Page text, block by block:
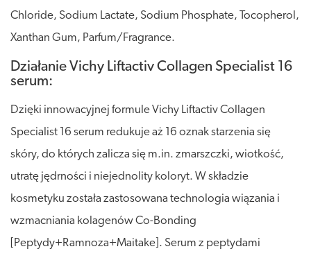
Chloride, Sodium Lactate, Sodium Phosphate, Tocopherol,
Xanthan Gum, Parfum/Fragrance.
Działanie Vichy Liftactiv Collagen Specialist 16
serum:
Dzięki innowacyjnej formule Vichy Liftactiv Collagen
Specialist 16 serum redukuje aż 16 oznak starzenia się
skóry, do których zalicza się m.in. zmarszczki, wiotkość,
utratę jędrności i niejednolity koloryt. W składzie
kosmetyku została zastosowana technologia wiązania i
wzmacniania kolagenów Co-Bonding
[Peptydy+Ramnoza+Maitake]. Serum z peptydami